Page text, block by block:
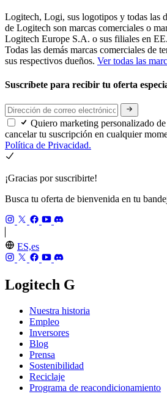
Logitech, Logi, sus logotipos y todas las
de Logitech son marcas comerciales o
Logitech Europe S.A. o sus filiales en
Todas las demás marcas comerciales de
sus respectivos dueños. Ver todas las
Suscríbete para recibir tu oferta
Quiero marketing personalizado
cancelar tu suscripción en cualquier
Política de Privacidad.
¡Gracias por suscribirte!
Busca tu oferta de bienvenida en tu
ES,es
Logitech G
Nuestra historia
Empleo
Inversores
Blog
Prensa
Sostenibilidad
Reciclaje
Programa de reacondicionamiento